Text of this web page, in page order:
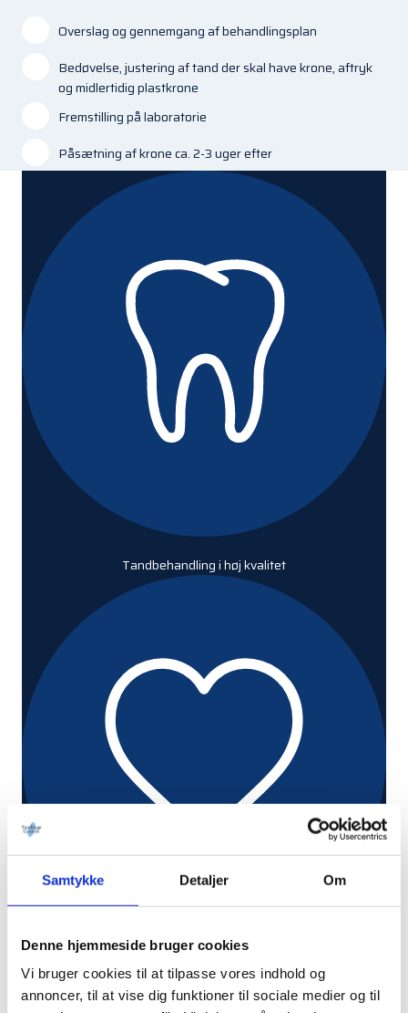
Samtykke Detaljer Om
Denne hjemmeside bruger cookies
Vi bruger cookies til at tilpasse vores indhold og
annoncer, til at vise dig funktioner til sociale medier og til
Overslag og gennemgang af behandlingsplan
Bedøvelse, justering af tand der skal have krone, aftryk
og midlertidig plastkrone
Fremstilling på laboratorie
Påsætning af krone ca. 2-3 uger efter
Tandbehandling i høj kvalitet
Tryghed og professionalisme